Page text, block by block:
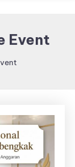
Event